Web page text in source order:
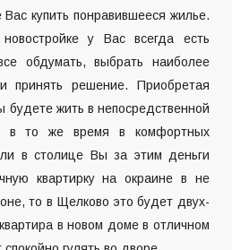
купить понравившееся жилье.
у Вас всегда есть
обдумать, выбрать наиболее
принять решение. Приобретая
будете жить в непосредственной
в то же время в комфортных
в столице Вы за этим деньги
квартирку на окраине в не
то в Щелково это будет двух-
в новом доме в отличном